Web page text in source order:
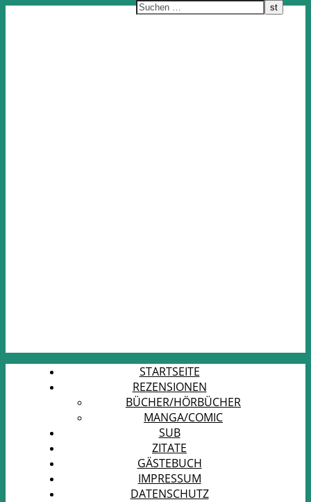
STARTSEITE
REZENSIONEN
BÜCHER/HÖRBÜCHER
MANGA/COMIC
SUB
ZITATE
GÄSTEBUCH
IMPRESSUM
DATENSCHUTZ